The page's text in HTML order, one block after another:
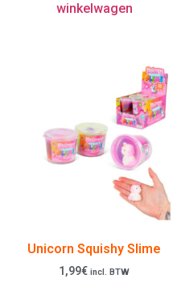
winkelwagen
Unicorn Squishy Slime
1,99€ incl. BTW